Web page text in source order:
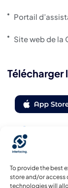
To provide the best
store and/or access
technologies will
Portail
Site web de la
Télécharger